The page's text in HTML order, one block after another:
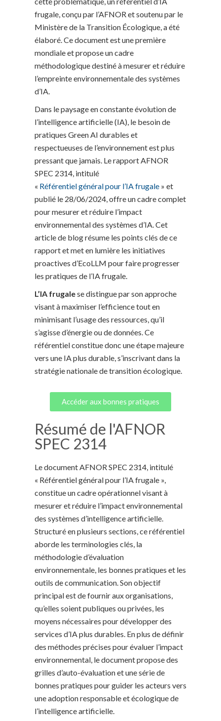
frugale, conçu par l’AFNOR et soutenu par le
Ministère de la Transition Écologique, a été
élaboré. Ce document est une première
mondiale et propose un cadre
méthodologique destiné à mesurer et réduire
l’empreinte environnementale des systèmes
d’IA.
Dans le paysage en constante évolution de
l’intelligence artificielle (IA), le besoin de
pratiques Green AI durables et
respectueuses de l’environnement est plus
pressant que jamais. Le rapport AFNOR
SPEC 2314, intitulé
« Référentiel général pour l’IA frugale » et
publié le 28/06/2024, offre un cadre complet
pour mesurer et réduire l’impact
environnemental des systèmes d’IA. Cet
article de blog résume les points clés de ce
rapport et met en lumière les initiatives
proactives d’EcoLLM pour faire progresser
les pratiques de l’IA frugale.
L’IA frugalese distingue par son approche
visant à maximiser l’efficience tout en
minimisant l’usage des ressources, qu’il
s’agisse d’énergie ou de données. Ce
référentiel constitue donc une étape majeure
vers une IA plus durable, s’inscrivant dans la
stratégie nationale de transition écologique.
Accéder aux bonnes pratiques
Résumé de l'AFNOR
SPEC 2314
Le document AFNOR SPEC 2314, intitulé
« Référentiel général pour l’IA frugale »,
constitue un cadre opérationnel visant à
mesurer et réduire l’impact environnemental
des systèmes d’intelligence artificielle.
Structuré en plusieurs sections, ce référentiel
aborde les terminologies clés, la
méthodologie d’évaluation
environnementale, les bonnes pratiques et les
outils de communication. Son objectif
principal est de fournir aux organisations,
qu’elles soient publiques ou privées, les
moyens nécessaires pour développer des
services d’IA plus durables. En plus de définir
des méthodes précises pour évaluer l’impact
environnemental, le document propose des
grilles d’auto-évaluation et une série de
bonnes pratiques pour guider les acteurs vers
une adoption responsable et écologique de
l’intelligence artificielle.